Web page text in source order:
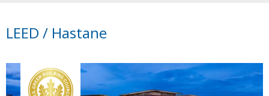
LEED / Hastane